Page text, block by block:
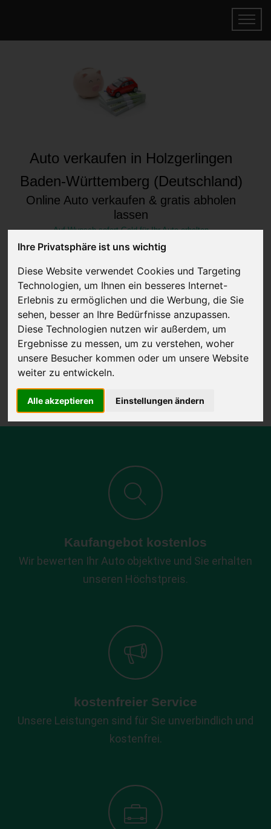
Ihre Privatsphäre ist uns wichtig
Diese Website verwendet Cookies und Targeting
Technologien, um Ihnen ein besseres Internet-
Erlebnis zu ermöglichen und die Werbung, die Sie
sehen, besser an Ihre Bedürfnisse anzupassen.
Diese Technologien nutzen wir außerdem, um
Ergebnisse zu messen, um zu verstehen, woher
unsere Besucher kommen oder um unsere Website
weiter zu entwickeln.
Alle akzeptieren Einstellungen ändern
Auto verkaufen in Holzgerlingen
Baden-Württemberg (Deutschland)
Online Auto verkaufen & gratis abholen
lassen
Auf Wunsch sofort Geld für Ihr Auto erhalten
JETZT KOSTENLOSE BEWERTUNG
Kostenloses Angebotfür den Ankauf Ihres Autos inklusive der
Abholung, auf Wunsch sofort Geld. Ihre Daten werden nicht mit Dritten
Wir garantieren 100% Sicherheit.
Kaufangebot kostenlos
Wir bewerten Ihr Auto objektive und Sie erhalten
unseren Höchstpreis.
kostenfreier Service
Unsere Leistungen sind für Sie unverbindlich und
kostenfrei.